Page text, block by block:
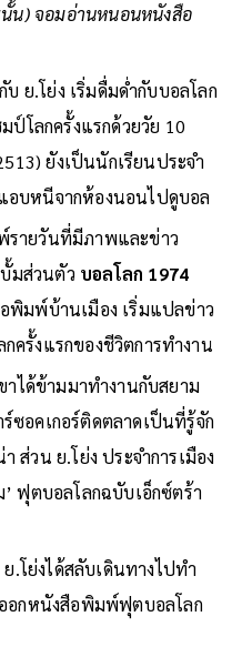
น) จอมอ่านหนอนหนังสือ
บ ย.โย่ง เริ่มดื่มด่ำกับบอลโลก
โลกครั้งแรกด้วยวัย 10
ยังเป็นนักเรียนประจำ
อบหนีจากห้องนอนไปดูบอล
รายวันที่มีภาพและข่าว
มส่วนตัว บอลโลก 1974
พิมพ์บ้านเมือง เริ่มแปลข่าว
รั้งแรกของชีวิตการทำงาน
าได้ข้ามมาทำงานกับสยาม
อคเกอร์ติดตลาดเป็นที่รู้จัก
ส่วน ย.โย่ง ประจำการเมือง
ฟุตบอลโลกฉบับเอ็กซ์ตร้า
ย.โย่งได้สลับเดินทางไปทำ
อกหนังสือพิมพ์ฟุตบอลโลก